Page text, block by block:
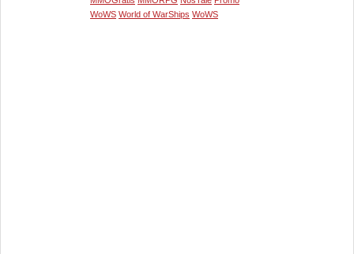
WoWS World of WarShips WoWS